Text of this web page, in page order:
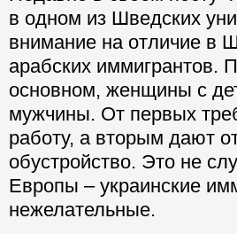
в одном из Шведских
внимание на отличие в
арабских иммигрантов.
основном, женщины с
мужчины. От первых
работу, а вторым дают
обустройство. Это не
Европы – украинские
нежелательные.